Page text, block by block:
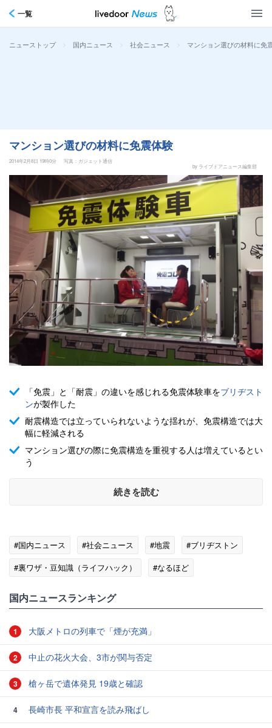
一覧
ニューストップ > 国内ニュース > 社会ニュース > マンション選びの材料に免
マンション選びの材料に免震体験
2014年2月8日 19時0分
写真：ガジェット通信
by ライブドアニュース編集部
「免震」と「耐震」の違いを感じれる免震体験車をブリヂスト
ンが製作した
耐震構造では立っていられないような揺れが、免震構造では大
幅に軽減される
マンション選びの際に免震構造を重視する人は増えているとい
う
続きを読む
#国内ニュース #社会ニュース #地震
#ブリヂストン
#裏ワザ・豆知識（ライフハック）
#なるほど
国内ニュースランキング
1 大阪メトロの列車で「煙が充満」
2 中止の花火大会、3市が関与否定
3 槍ヶ岳で遺体発見 19歳と確認
4 長崎市長 平和宣言を読み飛ばし